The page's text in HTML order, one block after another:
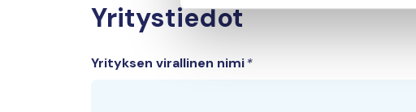
Yritystiedot
Yrityksen virallinen nimi